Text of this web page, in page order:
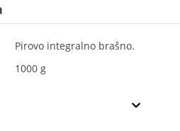
Pirovo integralno brašno.
1000 g